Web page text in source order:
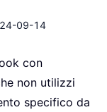
09-14
con
non utilizzi
specifico da